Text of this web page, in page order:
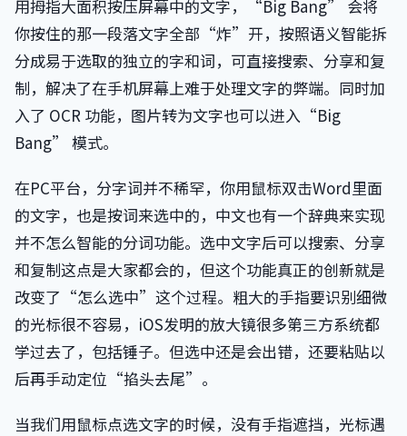
用拇指大面积按压屏幕中的文字，“Big Bang” 会将
你按住的那一段落文字全部“炸”开，按照语义智能拆
分成易于选取的独立的字和词，可直接搜索、分享和复
制，解决了在手机屏幕上难于处理文字的弊端。同时加
入了 OCR 功能，图片转为文字也可以进入“Big
Bang” 模式。
在PC平台，分字词并不稀罕，你用鼠标双击Word里面
的文字，也是按词来选中的，中文也有一个辞典来实现
并不怎么智能的分词功能。选中文字后可以搜索、分享
和复制这点是大家都会的，但这个功能真正的创新就是
改变了“怎么选中”这个过程。粗大的手指要识别细微
的光标很不容易，iOS发明的放大镜很多第三方系统都
学过去了，包括锤子。但选中还是会出错，还要粘贴以
后再手动定位“掐头去尾”。
当我们用鼠标点选文字的时候，没有手指遮挡，光标遇